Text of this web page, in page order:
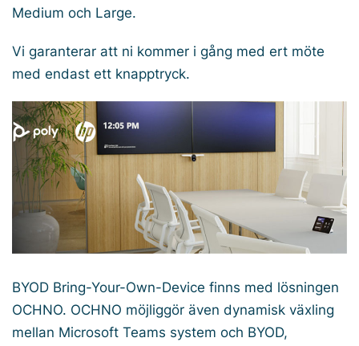
Medium och Large.
Vi garanterar att ni kommer i gång med ert möte
med endast ett knapptryck.
BYOD Bring-Your-Own-Device finns med lösningen
OCHNO. OCHNO möjliggör även dynamisk växling
mellan Microsoft Teams system och BYOD,